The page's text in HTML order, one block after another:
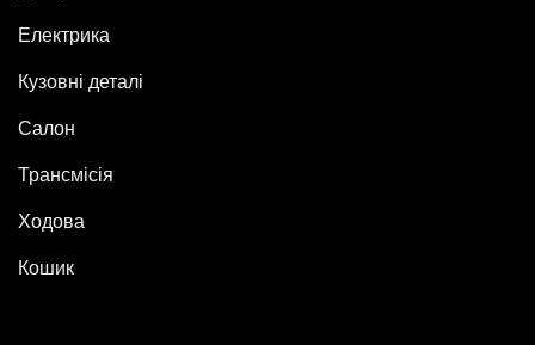
Електрика
Кузовні деталі
Салон
Трансмісія
Ходова
Кошик